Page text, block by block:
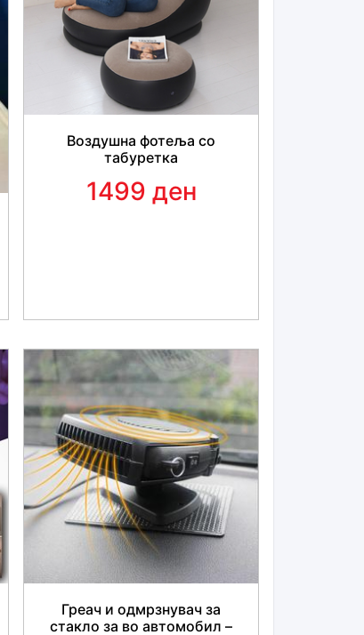
Воздушна фотеља со
табуретка
1499 ден
Греач и одмрзнувач за
стакло за во автомобил –